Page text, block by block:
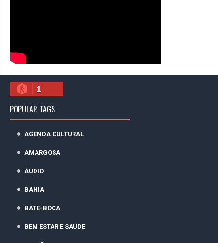
1
POPULAR TAGS
AGENDA CULTURAL
AMARGOSA
ÁUDIO
BAHIA
BATE-BOCA
BEM ESTAR E SAÚDE